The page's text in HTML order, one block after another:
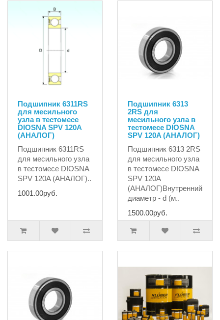
Подшипник 6311RS
для месильного
узла в тестомесе
DIOSNA SPV 120A
(АНАЛОГ)
Подшипник 6311RS
для месильного узла
в тестомесе DIOSNA
SPV 120A (АНАЛОГ)..
1001.00руб.
Подшипник 6313
2RS для
месильного узла в
тестомесе DIOSNA
SPV 120A (АНАЛОГ)
Подшипник 6313 2RS
для месильного узла
в тестомесе DIOSNA
SPV 120A
(АНАЛОГ)Внутренний
диаметр - d (м..
1500.00руб.